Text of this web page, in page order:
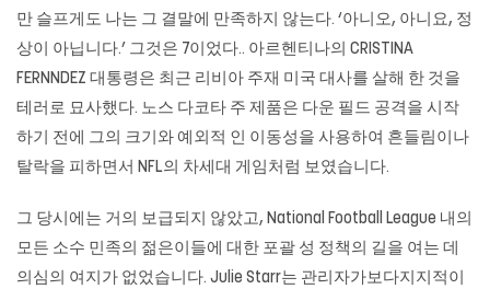
만 슬프게도 나는 그 결말에 만족하지 않는다. ‘아니오, 아니요, 정
상이 아닙니다.’ 그것은 7이었다.. 아르헨티나의 CRISTINA
FERNNDEZ 대통령은 최근 리비아 주재 미국 대사를 살해 한 것을
테러로 묘사했다. 노스 다코타 주 제품은 다운 필드 공격을 시작
하기 전에 그의 크기와 예외적 인 이동성을 사용하여 흔들림이나
탈락을 피하면서 NFL의 차세대 게임처럼 보였습니다.
그 당시에는 거의 보급되지 않았고, National Football League 내의
모든 소수 민족의 젊은이들에 대한 포괄 성 정책의 길을 여는 데
의심의 여지가 없었습니다. Julie Starr는 관리자가보다지지적이